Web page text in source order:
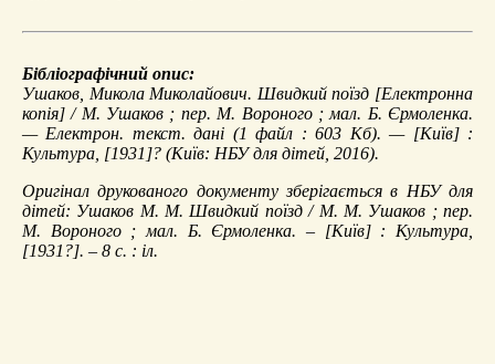
Бібліографічний опис:
Ушаков, Микола Миколайович. Швидкий поїзд [Електронна
копія] / М. Ушаков ; пер. М. Вороного ; мал. Б. Єрмоленка.
— Електрон. текст. дані (1 файл : 603 Кб). — [Київ] :
Культура, [1931]? (Київ: НБУ для дітей, 2016).
Оригінал друкованого документу зберігається в НБУ для
дітей: Ушаков М. М. Швидкий поїзд / М. М. Ушаков ; пер.
М. Вороного ; мал. Б. Єрмоленка. – [Київ] : Культура,
[1931?]. – 8 с. : іл.